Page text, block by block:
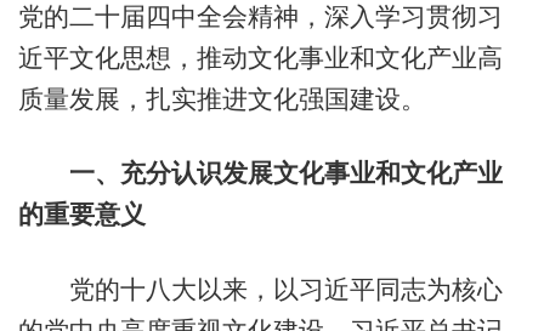
党的二十届四中全会精神，深入学习贯彻习
近平文化思想，推动文化事业和文化产业高
质量发展，扎实推进文化强国建设。
一、充分认识发展文化事业和文化产业
的重要意义
党的十八大以来，以习近平同志为核心